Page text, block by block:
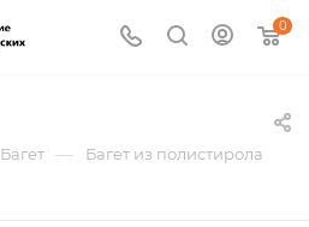
0
Багет — Багет из полистирола